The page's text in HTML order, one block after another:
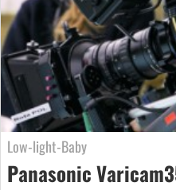
Low-light-Baby
Panasonic